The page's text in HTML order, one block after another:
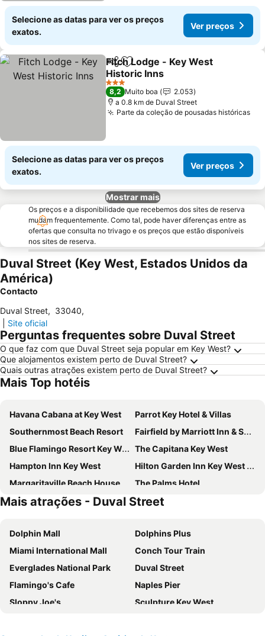
Selecione as datas para ver os preços
exatos.
Ver preços
PartilharAdicionar aos favoritos
Fitch Lodge - Key West
Historic Inns
Ver preços
3 Estrelas
8,2 Muito boa
2.053
a 0.8 km de Duval Street
Parte da coleção de pousadas históricas
Selecione as datas para ver os preços
exatos.
Ver preços
Mostrar mais
Os preços e a disponibilidade que recebemos dos sites de reserva
mudam frequentemente. Como tal, pode haver diferenças entre as
ofertas que consulta no trivago e os preços que estão disponíveis
nos sites de reserva.
Duval Street (Key West, Estados Unidos da
América)
Contacto
Duval Street, 33040,
Site oficial
Perguntas frequentes sobre Duval Street
O que faz com que Duval Street seja popular em Key West?
Que alojamentos existem perto de Duval Street?
Quais outras atrações existem perto de Duval Street?
Mais Top hotéis
Havana Cabana at Key West
Parrot Key Hotel & Villas
Southernmost Beach Resort
Fairfield by Marriott Inn & Suites Key West at The Keys Collection
Blue Flamingo Resort Key West
The Capitana Key West
Hampton Inn Key West
Hilton Garden Inn Key West / The Keys Collection
Margaritaville Beach House Key West
The Palms Hotel
Ella'S Cottages - Key West Historic Inns
Truman Hotel
The Marker Waterfront Resort
Heron House
The Laureate Key West
The Marquesa Hotel
Fairfield Inn & Suites Key West
Westwinds Inn
Heron House Court
Hyatt Vacation Club at Windward Pointe - Key West
La Concha Key West, Autograph Collection
Simonton Court Historic Inn & Cottages
Mais atrações - Duval Street
Dolphin Mall
Dolphins Plus
Miami International Mall
Conch Tour Train
Everglades National Park
Duval Street
Flamingo's Cafe
Naples Pier
Sloppy Joe's
Sculpture Key West